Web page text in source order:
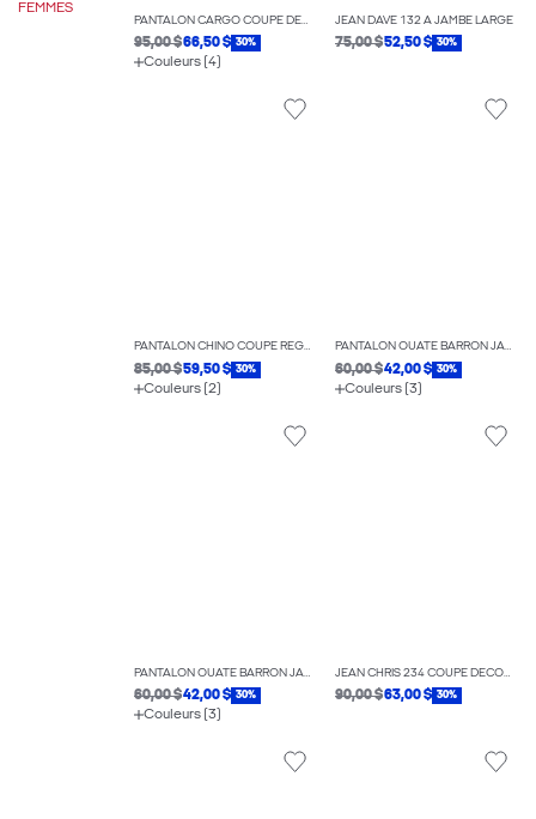
FEMMES
PANTALON CARGO COUPE DÉCONTRACTÉE
95,00 $66,50 $ 30%
Couleurs (4)
JEAN DAVE 132 À JAMBE LARGE
75,00 $52,50 $ 30%
PANTALON CHINO COUPE RÉGULIÈRE
85,00 $59,50 $ 30%
Couleurs (2)
PANTALON OUATÉ BARRON JAMBE LARGE
60,00 $42,00 $ 30%
Couleurs (3)
PANTALON OUATÉ BARRON JAMBE LARGE
60,00 $42,00 $ 30%
Couleurs (3)
JEAN CHRIS 234 COUPE DÉCONTRACTÉE
90,00 $63,00 $ 30%